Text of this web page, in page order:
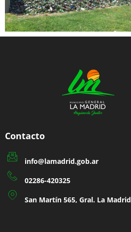
Contacto
info@lamadrid.gob.ar
02286-420325
San Martín 565, Gral. La Madrid